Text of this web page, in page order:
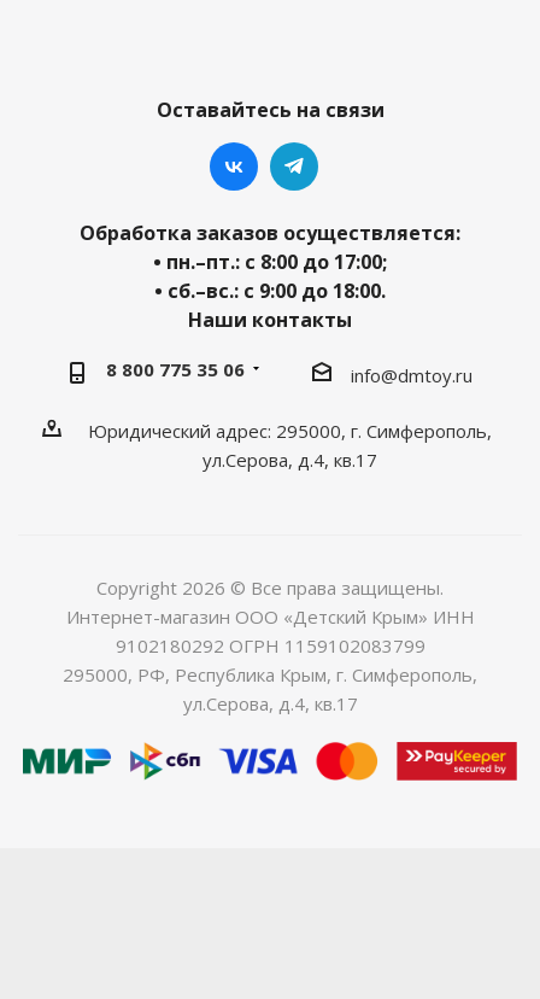
Оставайтесь на связи
Обработка заказов осуществляется:
• пн.–пт.: с 8:00 до 17:00;
• сб.–вс.: с 9:00 до 18:00.
Наши контакты
8 800 775 35 06 info@dmtoy.ru
Юридический адрес: 295000, г. Симферополь,
ул.Серова, д.4, кв.17
Copyright 2026 © Все права защищены.
Интернет-магазин ООО «Детский Крым» ИНН
9102180292 ОГРН 1159102083799
295000, РФ, Республика Крым, г. Симферополь,
ул.Серова, д.4, кв.17